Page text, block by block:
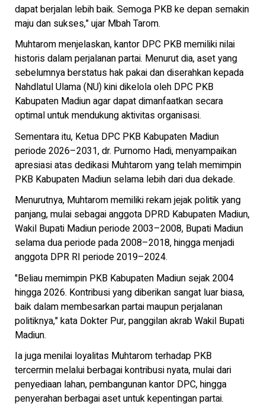
dapat berjalan lebih baik. Semoga PKB ke depan semakin
maju dan sukses," ujar Mbah Tarom.
Muhtarom menjelaskan, kantor DPC PKB memiliki nilai
historis dalam perjalanan partai. Menurut dia, aset yang
sebelumnya berstatus hak pakai dan diserahkan kepada
Nahdlatul Ulama (NU) kini dikelola oleh DPC PKB
Kabupaten Madiun agar dapat dimanfaatkan secara
optimal untuk mendukung aktivitas organisasi.
Sementara itu, Ketua DPC PKB Kabupaten Madiun
periode 2026–2031, dr. Purnomo Hadi, menyampaikan
apresiasi atas dedikasi Muhtarom yang telah memimpin
PKB Kabupaten Madiun selama lebih dari dua dekade.
Menurutnya, Muhtarom memiliki rekam jejak politik yang
panjang, mulai sebagai anggota DPRD Kabupaten Madiun,
Wakil Bupati Madiun periode 2003–2008, Bupati Madiun
selama dua periode pada 2008–2018, hingga menjadi
anggota DPR RI periode 2019–2024.
"Beliau memimpin PKB Kabupaten Madiun sejak 2004
hingga 2026. Kontribusi yang diberikan sangat luar biasa,
baik dalam membesarkan partai maupun perjalanan
politiknya," kata Dokter Pur, panggilan akrab Wakil Bupati
Madiun.
Ia juga menilai loyalitas Muhtarom terhadap PKB
tercermin melalui berbagai kontribusi nyata, mulai dari
penyediaan lahan, pembangunan kantor DPC, hingga
penyerahan berbagai aset untuk kepentingan partai.